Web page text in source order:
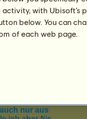
with Ubisoft’s
below. You can
of each web page.